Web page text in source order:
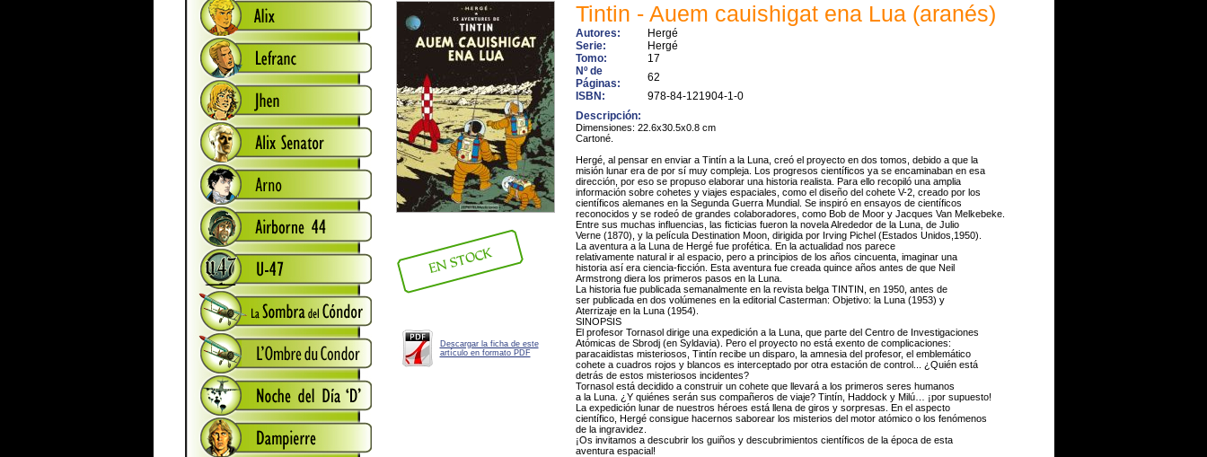
Descargar la ficha de este
artículo en formato PDF
Tintin - Auem cauishigat ena Lua (aranés)
Autores:
Hergé
Serie:
Hergé
Tomo:
17
Nº de
Páginas:
62
ISBN:
978-84-121904-1-0
Descripción:
Dimensiones: 22.6x30.5x0.8 cm
Cartoné.
Hergé, al pensar en enviar a Tintín a la Luna, creó el proyecto en dos tomos, debido a que la
misión lunar era de por sí muy compleja. Los progresos científicos ya se encaminaban en esa
dirección, por eso se propuso elaborar una historia realista. Para ello recopiló una amplia
información sobre cohetes y viajes espaciales, como el diseño del cohete V-2, creado por los
científicos alemanes en la Segunda Guerra Mundial. Se inspiró en ensayos de científicos
reconocidos y se rodeó de grandes colaboradores, como Bob de Moor y Jacques Van Melkebeke.
Entre sus muchas influencias, las ficticias fueron la novela Alrededor de la Luna, de Julio
Verne (1870), y la película Destination Moon, dirigida por Irving Pichel (Estados Unidos,1950).
La aventura a la Luna de Hergé fue profética. En la actualidad nos parece
relativamente natural ir al espacio, pero a principios de los años cincuenta, imaginar una
historia así era ciencia-ficción. Esta aventura fue creada quince años antes de que Neil
Armstrong diera los primeros pasos en la Luna.
La historia fue publicada semanalmente en la revista belga TINTIN, en 1950, antes de
ser publicada en dos volúmenes en la editorial Casterman: Objetivo: la Luna (1953) y
Aterrizaje en la Luna (1954).
SINOPSIS
El profesor Tornasol dirige una expedición a la Luna, que parte del Centro de Investigaciones
Atómicas de Sbrodj (en Syldavia). Pero el proyecto no está exento de complicaciones:
paracaidistas misteriosos, Tintín recibe un disparo, la amnesia del profesor, el emblemático
cohete a cuadros rojos y blancos es interceptado por otra estación de control... ¿Quién está
detrás de estos misteriosos incidentes?
Tornasol está decidido a construir un cohete que llevará a los primeros seres humanos
a la Luna. ¿Y quiénes serán sus compañeros de viaje? Tintín, Haddock y Milú… ¡por supuesto!
La expedición lunar de nuestros héroes está llena de giros y sorpresas. En el aspecto
científico, Hergé consigue hacernos saborear los misterios del motor atómico o los fenómenos
de la ingravidez.
¡Os invitamos a descubrir los guiños y descubrimientos científicos de la época de esta
aventura espacial!